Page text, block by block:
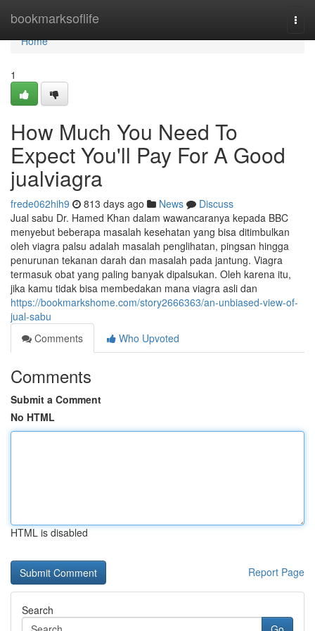
bookmarksoflife
Home
Home
1
How Much You Need To
Expect You'll Pay For A Good
jualviagra
frede062hih9 813 days ago News
Discuss
Jual sabu Dr. Hamed Khan dalam wawancaranya kepada BBC
menyebut beberapa masalah kesehatan yang bisa ditimbulkan
oleh viagra palsu adalah masalah penglihatan, pingsan hingga
penurunan tekanan darah dan masalah pada jantung. Viagra
termasuk obat yang paling banyak dipalsukan. Oleh karena itu,
jika kamu tidak bisa membedakan mana viagra asli dan
https://bookmarkshome.com/story2666363/an-unbiased-view-of-
jual-sabu
Comments
Who Upvoted
Comments
Submit a Comment
No HTML
HTML is disabled
Report Page
Search